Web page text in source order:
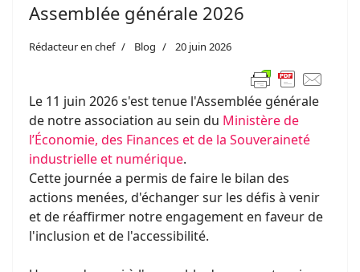
Assemblée générale 2026
Rédacteur en chef Blog 20 juin 2026
Le 11 juin 2026 s'est tenue l'Assemblée générale
de notre association au sein du Ministère de
l’Économie, des Finances et de la Souveraineté
industrielle et numérique.
Cette journée a permis de faire le bilan des
actions menées, d'échanger sur les défis à venir
et de réaffirmer notre engagement en faveur de
l'inclusion et de l'accessibilité.